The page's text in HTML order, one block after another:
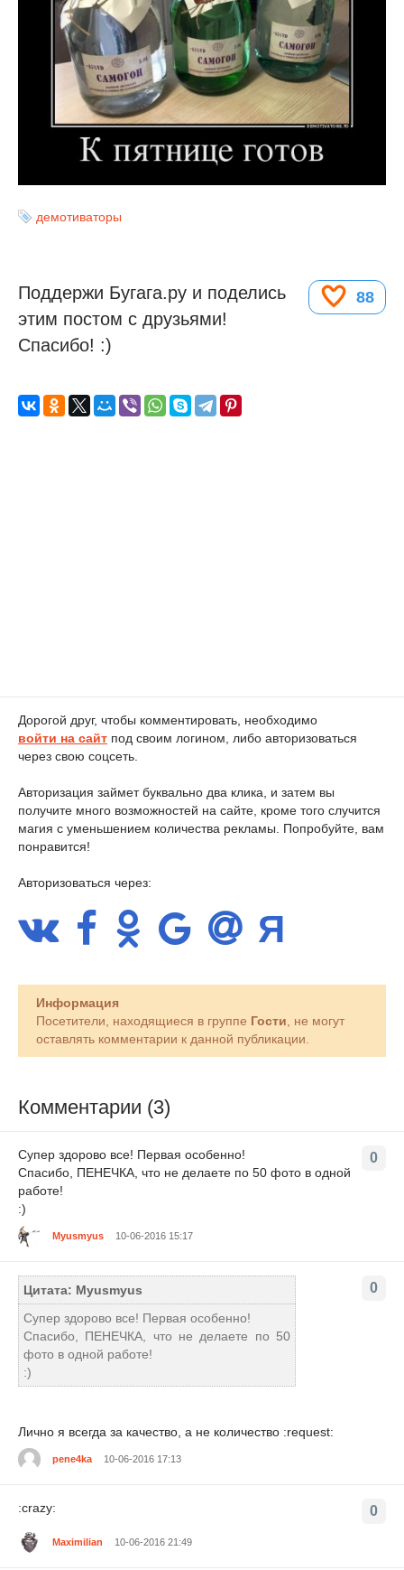
демотиваторы
88
Поддержи Бугага.ру и поделись
этим постом с друзьями!
Спасибо! :)
Дорогой друг, чтобы комментировать, необходимо
войти на сайт под своим логином, либо авторизоваться
через свою соцсеть.
Авторизация займет буквально два клика, и затем вы
получите много возможностей на сайте, кроме того случится
магия с уменьшением количества рекламы. Попробуйте, вам
понравится!
Авторизоваться через:
Информация
Посетители, находящиеся в группе Гости , не могут
оставлять комментарии к данной публикации.
Комментарии (3)
0
Супер здорово все! Первая особенно!
Спасибо, ПЕНЕЧКА, что не делаете по 50 фото в одной
работе!
:)
Myusmyus 10-06-2016 15:17
0
Цитата: Myusmyus
Супер здорово все! Первая особенно!
Спасибо, ПЕНЕЧКА, что не делаете по 50
фото в одной работе!
:)
Лично я всегда за качество, а не количество :request:
pene4ka 10-06-2016 17:13
0
:crazy:
Maximilian 10-06-2016 21:49